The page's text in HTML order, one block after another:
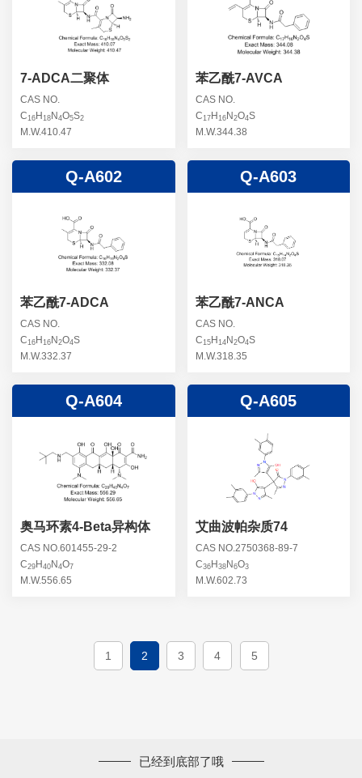
7-ADCA二聚体
CAS NO.
C16 H 18 N 4O5S2
M.W.410.47
苯乙酰7-AVCA
CAS NO.
C17H 16N 2O4S
M.W.344.38
Q-A602
苯乙酰7-ADCA
CAS NO.
C16 H 16 N 2O4S
M.W.332.37
Q-A603
苯乙酰7-ANCA
CAS NO.
C15H 14 N 2O4S
M.W.318.35
Q-A604
奥马环素4-Beta异构体
CAS NO.601455-29-2
C29 H 40 N 4O7
M.W.556.65
Q-A605
艾曲波帕杂质74
CAS NO.2750368-89-7
C36H 38N 6O3
M.W.602.73
1 2 3 4 5
已经到底部了哦